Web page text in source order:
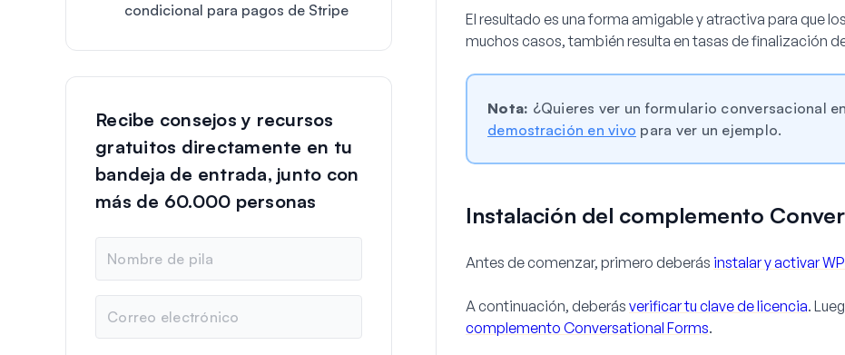
El resultado es una forma amigable y atractiva para que
muchos casos, también resulta en tasas de finalización
Nota: ¿Quieres ver un formulario conversacional
demostración en vivo para ver un ejemplo.
Instalación del complemento
Antes de comenzar, primero deberás instalar y activar
A continuación, deberás verificar tu clave de licencia.
complemento Conversational Forms.
condicional para pagos de Stripe
Recibe consejos y recursos
gratuitos directamente en tu
bandeja de entrada, junto con
más de 60.000 personas
m
b
r